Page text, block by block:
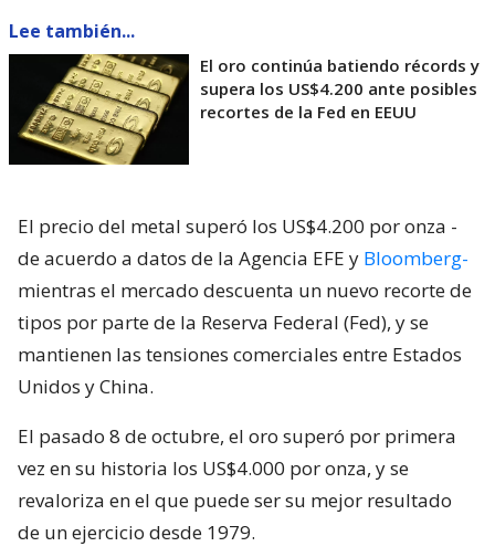
Lee también...
El oro continúa batiendo récords y
supera los US$4.200 ante posibles
recortes de la Fed en EEUU
El precio del metal superó los US$4.200 por onza -
de acuerdo a datos de la Agencia EFE y Bloomberg-
mientras el mercado descuenta un nuevo recorte de
tipos por parte de la Reserva Federal (Fed), y se
mantienen las tensiones comerciales entre Estados
Unidos y China.
El pasado 8 de octubre, el oro superó por primera
vez en su historia los US$4.000 por onza, y se
revaloriza en el que puede ser su mejor resultado
de un ejercicio desde 1979.